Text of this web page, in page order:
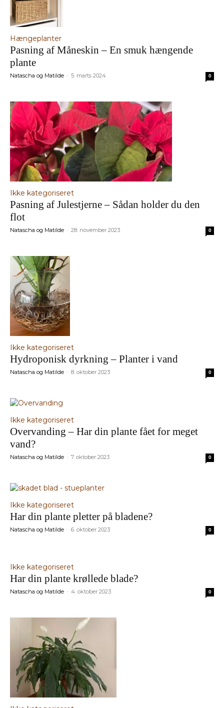
Hængeplanter
Pasning af Måneskin – En smuk hængende
plante
Natascha og Matilde - 5. marts 2024 0
Ikke kategoriseret
Pasning af Julestjerne – Sådan holder du den
flot
Natascha og Matilde - 28. november 2023 0
Ikke kategoriseret
Hydroponisk dyrkning – Planter i vand
Natascha og Matilde - 8. oktober 2023 0
Ikke kategoriseret
Overvanding – Har din plante fået for meget
vand?
Natascha og Matilde - 7. oktober 2023 0
Ikke kategoriseret
Har din plante pletter på bladene?
Natascha og Matilde - 6. oktober 2023 0
Ikke kategoriseret
Har din plante krøllede blade?
Natascha og Matilde - 4. oktober 2023 0